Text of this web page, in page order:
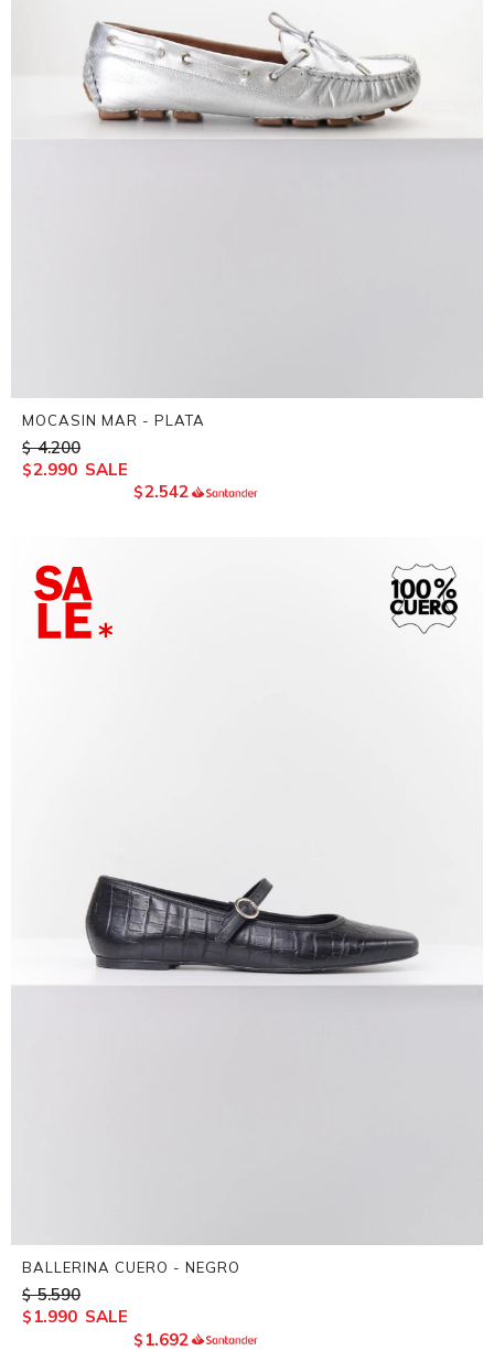
MOCASIN MAR - PLATA
$ 4.200
$2.990
$2.542
BALLERINA CUERO - NEGRO
$ 5.590
$ 1.990
$ 1.692